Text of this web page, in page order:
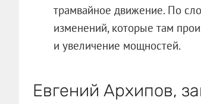
трамвайное движение. По
изменений, которые там
и увеличение мощностей.
Евгений Архипов,